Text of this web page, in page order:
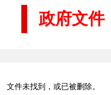
政府文件
文件未找到，或已被删除。